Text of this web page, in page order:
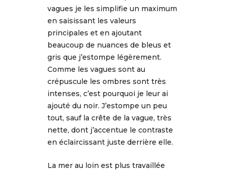
vagues je les simplifie un maximum
en saisissant les valeurs
principales et en ajoutant
beaucoup de nuances de bleus et
gris que j’estompe légèrement.
Comme les vagues sont au
crépuscule les ombres sont très
intenses, c’est pourquoi je leur ai
ajouté du noir. J’estompe un peu
tout, sauf la crête de la vague, très
nette, dont j’accentue le contraste
en éclaircissant juste derrière elle.
La mer au loin est plus travaillée